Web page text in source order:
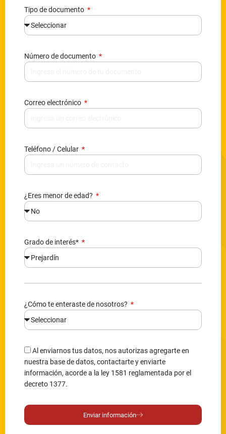
Tipo de documento
Número de documento
Correo electrónico
Teléfono / Celular
¿Eres menor de edad?
Grado de interés*
¿Cómo te enteraste de nosotros?
Al enviarnos tus datos, nos autorizas agregarte en
nuestra base de datos, contactarte y enviarte
información, acorde a la ley 1581 reglamentada por el
decreto 1377.
Enviar información